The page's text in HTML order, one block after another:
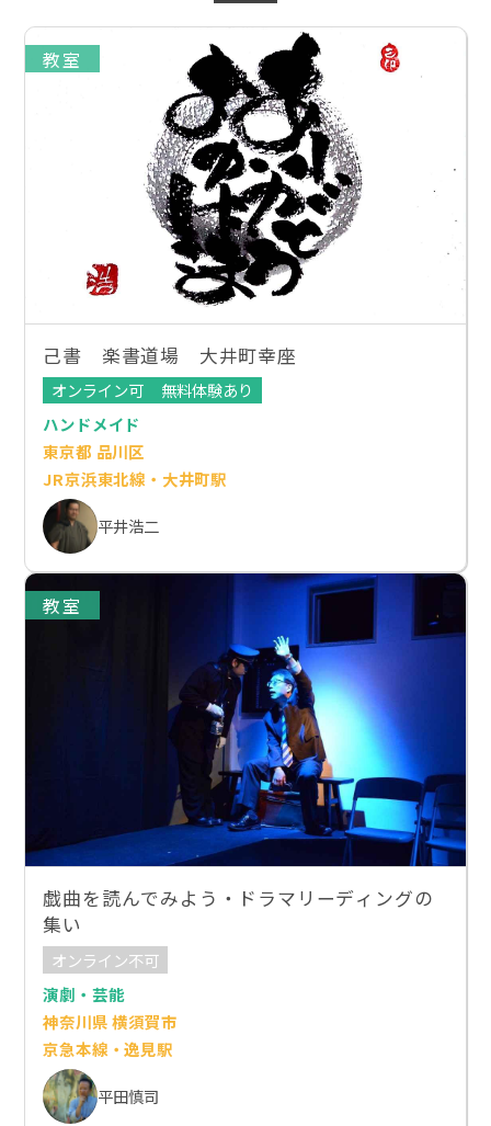
教室
己書 楽書道場 大井町幸座
オンライン可
無料体験あり
ハンドメイド
東京都 品川区
JR京浜東北線・大井町駅
平井浩二
教室
戯曲を読んでみよう・ドラマリーディングの
集い
オンライン不可
演劇・芸能
神奈川県 横須賀市
京急本線・逸見駅
平田慎司